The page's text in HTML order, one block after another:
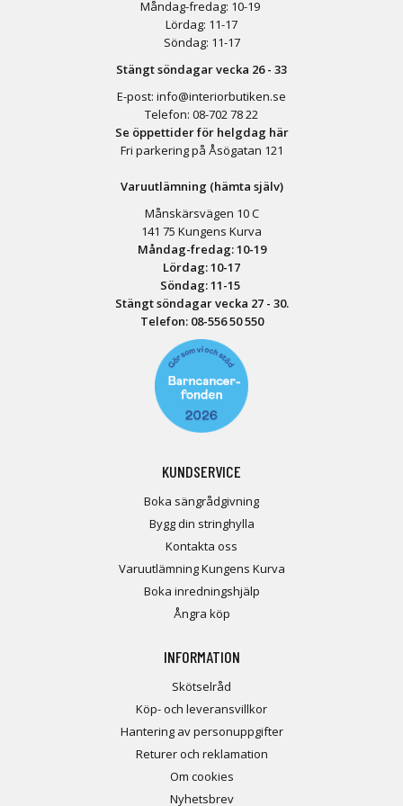
Måndag-fredag: 10-19
Lördag: 11-17
Söndag: 11-17
Stängt söndagar vecka 26 - 33
E-post: info@interiorbutiken.se
Telefon: 08-702 78 22
Se öppettider för helgdag här
Fri parkering på Åsögatan 121
Varuutlämning (hämta själv)
Månskärsvägen 10 C
141 75 Kungens Kurva
Måndag-fredag: 10-19
Lördag: 10-17
Söndag: 11-15
Stängt söndagar vecka 27 - 30.
Telefon: 08-556 50 550
KUNDSERVICE
Boka sängrådgivning
Bygg din stringhylla
Kontakta oss
Varuutlämning Kungens Kurva
Boka inredningshjälp
Ångra köp
INFORMATION
Skötselråd
Köp- och leveransvillkor
Hantering av personuppgifter
Returer och reklamation
Om cookies
Nyhetsbrev